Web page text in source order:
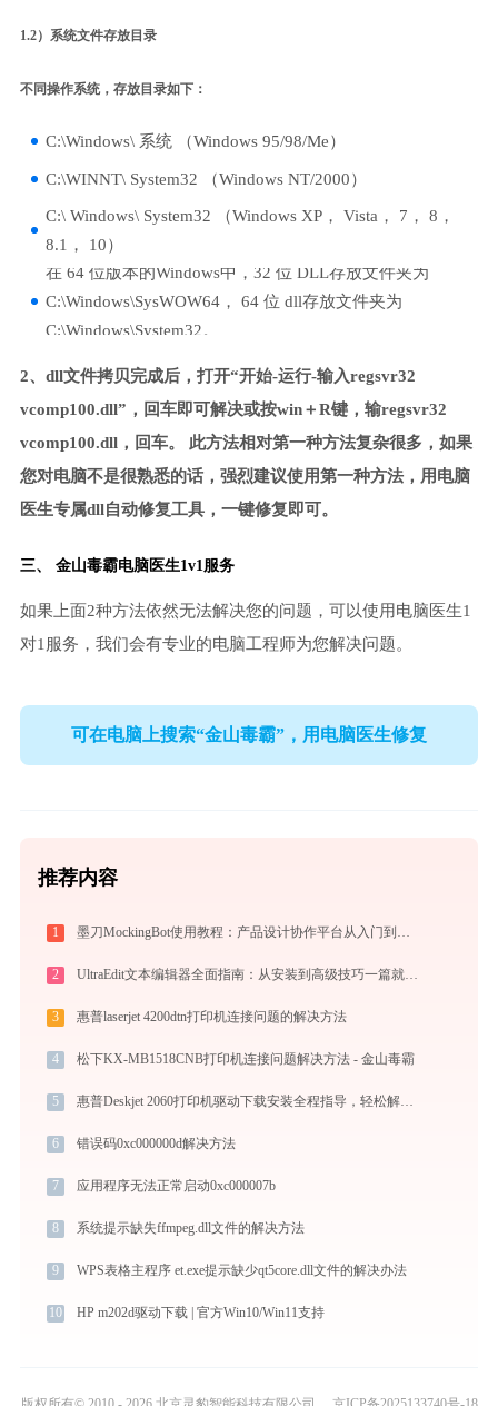
1.2）系统文件存放目录
不同操作系统，存放目录如下：
C:\Windows\ 系统 （Windows 95/98/Me）
C:\WINNT\ System32 （Windows NT/2000）
C:\ Windows\ System32 （Windows XP， Vista， 7， 8，
8.1， 10）
在 64 位版本的Windows中，32 位 DLL存放文件夹为
C:\Windows\SysWOW64， 64 位 dll存放文件夹为
C:\Windows\System32。
2、dll文件拷贝完成后，打开“开始-运行-输入regsvr32
vcomp100.dll”，回车即可解决或按win＋R键，输regsvr32
vcomp100.dll，回车。 此方法相对第一种方法复杂很多，如果
您对电脑不是很熟悉的话，强烈建议使用第一种方法，用电脑
医生专属dll自动修复工具，一键修复即可。
三、 金山毒霸电脑医生1v1服务
如果上面2种方法依然无法解决您的问题，可以使用电脑医生1
对1服务，我们会有专业的电脑工程师为您解决问题。
可在电脑上搜索“金山毒霸”，用电脑医生修复
推荐内容
1 墨刀MockingBot使用教程：产品设计协作平台从入门到精通
2 UltraEdit文本编辑器全面指南：从安装到高级技巧一篇就够（附快捷键大全）
3 惠普laserjet 4200dtn打印机连接问题的解决方法
4 松下KX-MB1518CNB打印机连接问题解决方法 - 金山毒霸
5 惠普Deskjet 2060打印机驱动下载安装全程指导，轻松解决打印问题
6 错误码0xc000000d解决方法
7 应用程序无法正常启动0xc000007b
8 系统提示缺失ffmpeg.dll文件的解决方法
9 WPS表格主程序 et.exe提示缺少qt5core.dll文件的解决办法
10 HP m202d驱动下载 | 官方Win10/Win11支持